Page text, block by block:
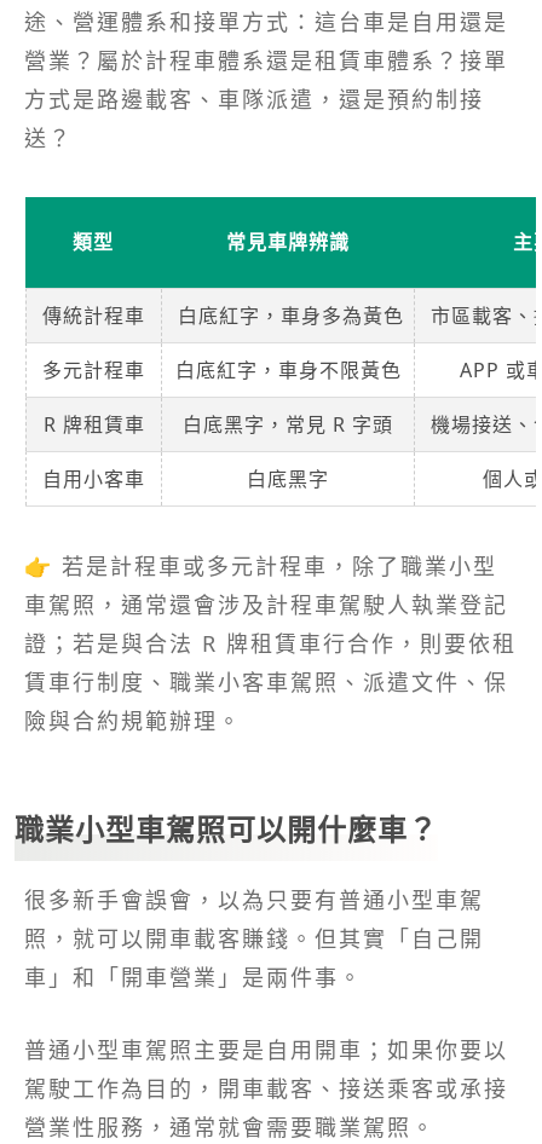
途、營運體系和接單方式：這台車是自用還是
營業？屬於計程車體系還是租賃車體系？接單
方式是路邊載客、車隊派遣，還是預約制接
送？
類型 常見車牌辨識 主
傳統計程車 白底紅字，車身多為黃色 市區載客
多元計程車 白底紅字，車身不限黃色 APP 或
R 牌租賃車 白底黑字，常見 R 字頭 機場接送、
自用小客車 白底黑字 個人
👉 若是計程車或多元計程車，除了職業小型
車駕照，通常還會涉及計程車駕駛人執業登記
證；若是與合法 R 牌租賃車行合作，則要依租
賃車行制度、職業小客車駕照、派遣文件、保
險與合約規範辦理。
職業小型車駕照可以開什麼車？
很多新手會誤會，以為只要有普通小型車駕
照，就可以開車載客賺錢。但其實「自己開
車」和「開車營業」是兩件事。
普通小型車駕照主要是自用開車；如果你要以
駕駛工作為目的，開車載客、接送乘客或承接
營業性服務，通常就會需要職業駕照。